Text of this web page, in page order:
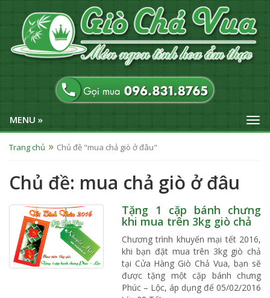
MENU »
Trang chủ Chủ đề "mua chả giò ở đâu"
Chủ đề: mua chả giò ở đâu
Tặng 1 cặp bánh chưng
khi mua trên 3kg giò chả
Chương trình khuyến mại tết 2016,
khi bạn đặt mua trên 3kg giò chả
tại Cửa Hàng Giò Chả Vua, bạn sẽ
được tặng một cặp bánh chưng
Phúc – Lộc, áp dụng đế 05/02/2016